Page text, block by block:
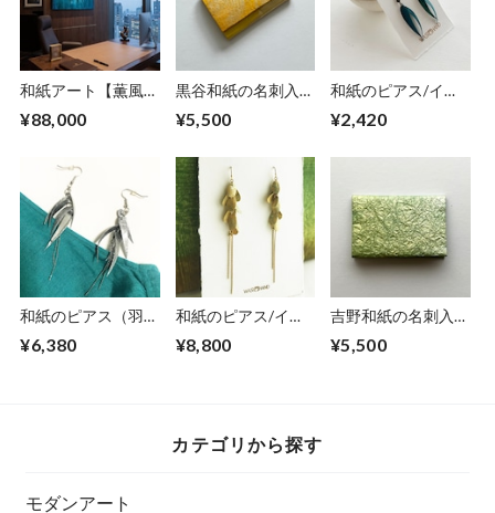
和紙アート【薫風】
４/4
¥88,000
黒谷和紙の名刺入れ
¥5,500
和紙のピアス/イヤ
S
¥2,420
和紙のピアス（羽）
¥6,380
和紙のピアス/イヤ
【ミモザ】L
¥8,800
吉野和紙の名刺入れ
¥5,500
カテゴリから探す
モダンアート